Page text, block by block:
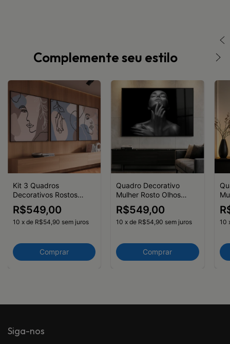
Complemente seu estilo
Kit 3 Quadros
Decorativos Rostos
Linhas Mulheres
R$549,00
10 x de R$54,90 sem juros
Comprar
Quadro Decorativo
Mulher Rosto Olhos
Fechados
R$549,00
10 xde R$54,90 sem juros
Comprar
10
Siga-nos